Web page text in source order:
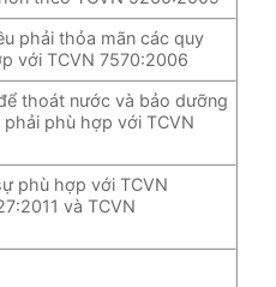
phải thỏa mãn các quy
với TCVN 7570:2006
thoát nước và bảo dưỡng
phù hợp với TCVN
phù hợp với TCVN
và TCVN